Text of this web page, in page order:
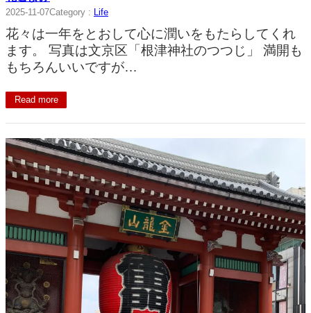
2025-11-07Category : Life
花々は一年をとおして心に潤いをもたらしてくれ
ます。 写真は文京区「根津神社のつつじ」 満開も
もちろんいいですが…
Read more